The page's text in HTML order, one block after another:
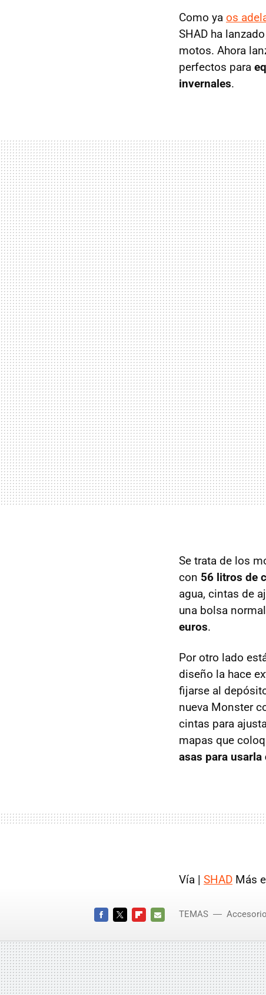
Como ya os
SHAD ha
motos. Ahora
perfectos para
invernales.
Se trata de los
con 56 litros de
agua, cintas de
una bolsa
euros.
Por otro lado
diseño la hace
fijarse al
nueva Monster
cintas para
mapas que
asas para
Vía | SHAD Más
MAIL
TEMAS